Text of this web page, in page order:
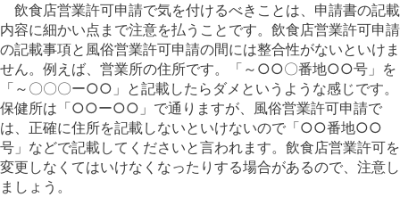
飲食店営業許可申請で気を付けるべきことは、申請書の記載
内容に細かい点まで注意を払うことです。飲食店営業許可申請
の記載事項と風俗営業許可申請の間には整合性がないといけま
せん。例えば、営業所の住所です。「～○○〇番地○○号」を
「～〇〇〇ー○○」と記載したらダメというような感じです。
保健所は「○○ー○○」で通りますが、風俗営業許可申請で
は、正確に住所を記載しないといけないので「○○番地○○
号」などで記載してくださいと言われます。飲食店営業許可を
変更しなくてはいけなくなったりする場合があるので、注意し
ましょう。